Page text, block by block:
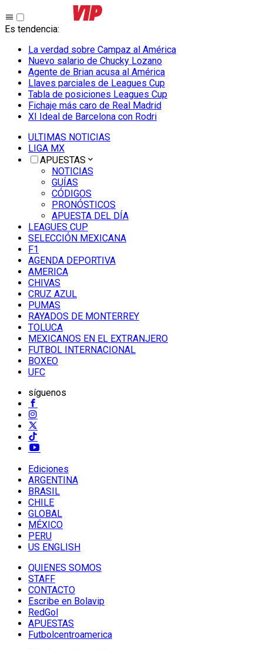
Es tendencia:
La verdad sobre Campaz al América
Nuevo salario de Chucky Lozano
Agente de Brian acusa al América
Llaves parciales de Leagues Cup
Tabla de posiciones Leagues Cup
Fichaje más caro de Real Madrid
XI Ideal de Barcelona con Rodri
ULTIMAS NOTICIAS
LIGA MX
APUESTAS
NOTICIAS
GUÍAS
CÓDIGOS
PRONÓSTICOS
APUESTA DEL DÍA
LEAGUES CUP
SELECCIÓN MEXICANA
F1
AGENDA DEPORTIVA
AMERICA
CHIVAS
CRUZ AZUL
PUMAS
RAYADOS DE MONTERREY
TOLUCA
MEXICANOS EN EL EXTRANJERO
FUTBOL INTERNACIONAL
BOXEO
UFC
síguenos
Ediciones
ARGENTINA
BRASIL
CHILE
GLOBAL
MÉXICO
PERU
US ENGLISH
QUIENES SOMOS
STAFF
CONTACTO
Escribe en Bolavip
RedGol
APUESTAS
Futbolcentroamerica